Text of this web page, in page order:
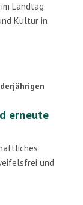
Landtag
Kultur in
erneute
und